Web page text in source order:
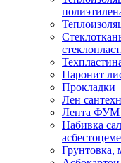
Паронит
Прокладки
Лен
Лента ФУМ
Набивка
Грунтовка,